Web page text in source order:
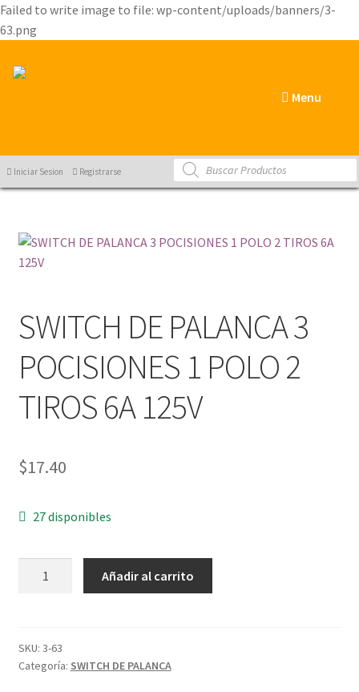
Failed to write image to file: wp-content/uploads/banners/3-
63.png
Menu
Products
search
Iniciar Sesion Registrarse
SWITCH DE PALANCA 3
POCISIONES 1 POLO 2
TIROS 6A 125V
$17.40
27 disponibles
POCISIONES
1
Añadir al carrito
SKU: 3-63
Categoría: SWITCH DE PALANCA